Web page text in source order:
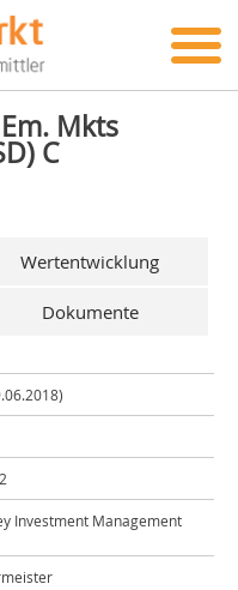
Mkts
C
Wertentwicklung
Dokumente
Investment Management